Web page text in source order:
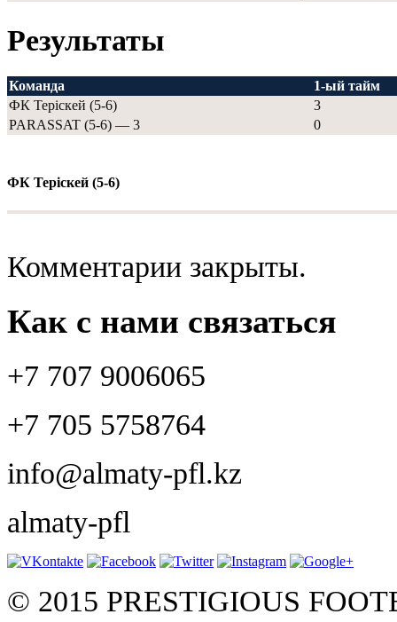
Результаты
Команда
1-ый тайм
ФК Теріскей (5-6)
3
PARASSAT (5-6) — 3
0
ФК Теріскей (5-6)
Комментарии закрыты.
Как с нами связаться
+7 707 9006065
+7 705 5758764
info@almaty-pfl.kz
almaty-pfl
© 2015 PRESTIGIOUS